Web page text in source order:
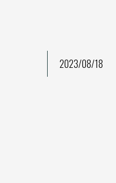
2023/08/18